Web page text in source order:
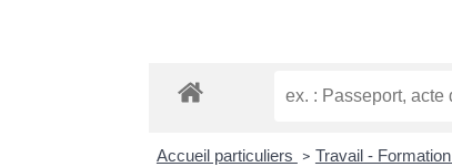
Accueil particuliers > Travail - Formation